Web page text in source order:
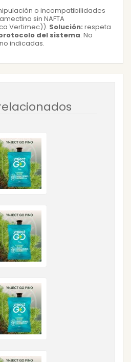
o incompatibilidades
sin NAFTA
Vertimec)). Solución: respeta
del sistema. No
indicadas.